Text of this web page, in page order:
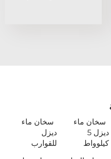
سخان ماء
ديزل 5
كيلوواط
سخان ماء
ديزل
للقوارب